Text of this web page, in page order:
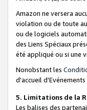
Amazon ne versera
violation ou de toute
ou de logiciels
des Liens Spéciaux
été appliqué ou si une
Nonobstant les
d'accueil
5. Limitations de la
Les balises des